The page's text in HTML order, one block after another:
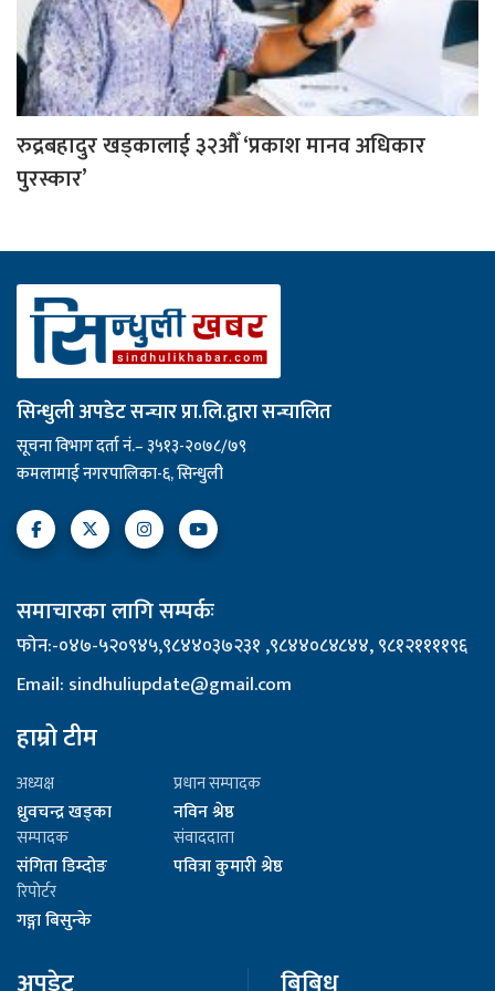
रुद्रबहादुर खड्कालाई ३२औँ ‘प्रकाश मानव अधिकार
पुरस्कार’
सिन्धुली अपडेट सन्चार प्रा.लि.द्वारा सन्चालित
सूचना विभाग दर्ता नं.– ३५१३-२०७८/७९
कमलामाई नगरपालिका-६, सिन्धुली
समाचारका लागि सम्पर्कः
फोन:-०४७-५२०९४५,९८४४०३७२३१ ,९८४४०८४८४४, ९८१२११११९६
Email: sindhuliupdate@gmail.com
हाम्रो टीम
अध्यक्ष
ध्रुवचन्द्र खड्का
प्रधान सम्पादक
नविन श्रेष्ठ
सम्पादक
संगिता डिम्दोङ
संवाददाता
पवित्रा कुमारी श्रेष्ठ
रिपोर्टर
गङ्गा बिसुन्के